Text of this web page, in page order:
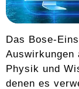
Das Bose-
Auswirkungen
Physik und
denen es